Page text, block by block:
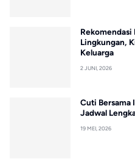
Rekomendasi
Lingkungan,
Keluarga
2 JUNI, 2026
Cuti Bersama
Jadwal
19 MEI, 2026